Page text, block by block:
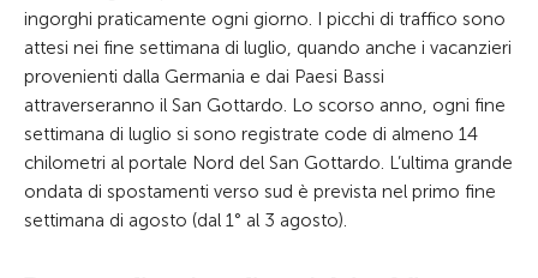
ingorghi praticamente ogni giorno. I picchi di traffico sono
attesi nei fine settimana di luglio, quando anche i vacanzieri
provenienti dalla Germania e dai Paesi Bassi
attraverseranno il San Gottardo. Lo scorso anno, ogni fine
settimana di luglio si sono registrate code di almeno 14
chilometri al portale Nord del San Gottardo. L’ultima grande
ondata di spostamenti verso sud è prevista nel primo fine
settimana di agosto (dal 1° al 3 agosto).